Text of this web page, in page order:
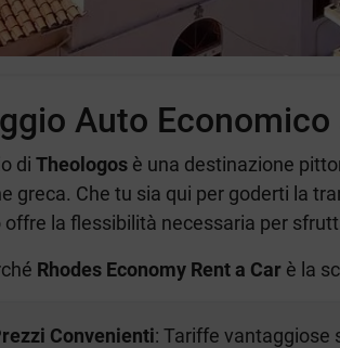
Auto Economico
di Theologos è una destinazione
greca. Che tu sia qui per goderti la
offre la flessibilità necessaria per
Rhodes Economy Rent a Car è la
Convenienti: Tariffe vantaggiose